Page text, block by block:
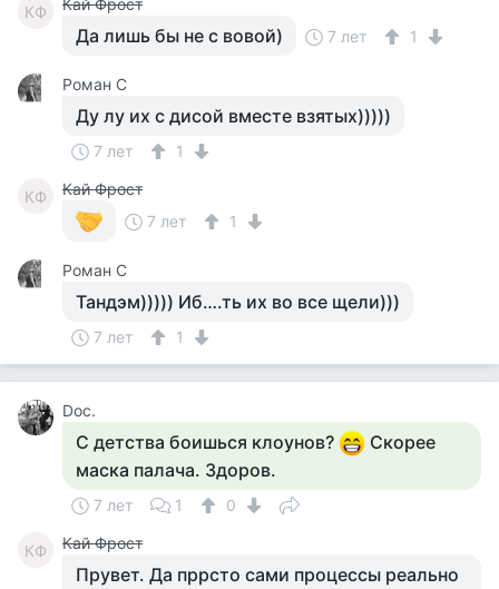
КФ Кай Фрост
Да лишь бы не с вовой) 7 лет 1
Роман C
Ду лу их с дисой вместе взятых)))))
7 лет 1
КФ
Кай Фрост
7 лет
1
Роман C
Тандэм))))) Иб….ть их во все щели)))
7 лет 1
Doc.
С детства боишься клоунов?
Скорее
маска палача. Здоров.
7 лет 1 0
КФ Кай Фрост
Прувет. Да пррсто сами процессы реально